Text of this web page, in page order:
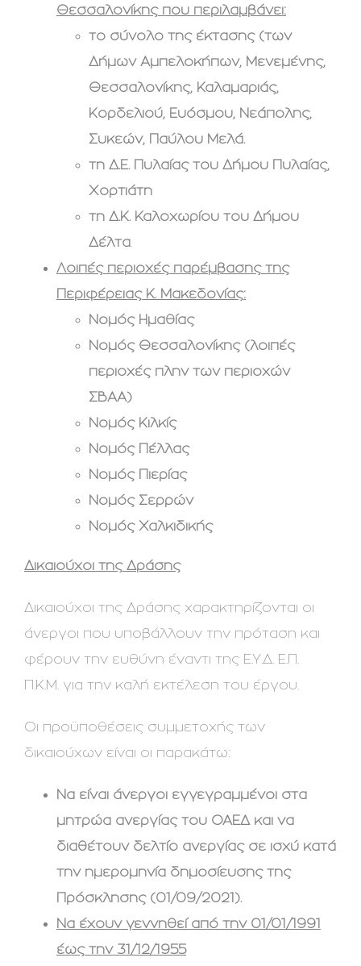
Θεσσαλονίκης που περιλαμβάνει:
το σύνολο της έκτασης (των
Δήμων Αμπελοκήπων, Μενεμένης,
Θεσσαλονίκης, Καλαμαριάς,
Κορδελιού, Ευόσμου, Νεάπολης,
Συκεών, Παύλου Μελά.
τη Δ.Ε. Πυλαίας του Δήμου Πυλαίας,
Χορτιάτη
τη Δ.Κ. Καλοχωρίου του Δήμου
Δέλτα
Λοιπές περιοχές παρέμβασης της
Περιφέρειας Κ. Μακεδονίας:
Νομός Ημαθίας
Νομός Θεσσαλονίκης (λοιπές
περιοχές πλην των περιοχών
ΣΒΑΑ)
Νομός Κιλκίς
Νομός Πέλλας
Νομός Πιερίας
Νομός Σερρών
Νομός Χαλκιδικής
Δικαιούχοι της Δράσης
Δικαιούχοι της Δράσης χαρακτηρίζονται οι
άνεργοι που υποβάλλουν την πρόταση και
φέρουν την ευθύνη έναντι της Ε.Υ.Δ. Ε.Π.
Π.Κ.Μ. για την καλή εκτέλεση του έργου.
Οι προϋποθέσεις συμμετοχής των
δικαιούχων είναι οι παρακάτω:
Να είναι άνεργοι εγγεγραμμένοι στα
μητρώα ανεργίας του ΟΑΕΔ και να
διαθέτουν δελτίο ανεργίας σε ισχύ κατά
την ημερομηνία δημοσίευσης της
Πρόσκλησης (01/09/2021).
Να έχουν γεννηθεί από την 01/01/1991
έως την 31/12/1955